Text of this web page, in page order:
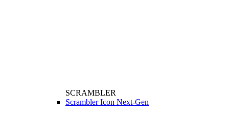
SCRAMBLER
Scrambler Icon Next-Gen